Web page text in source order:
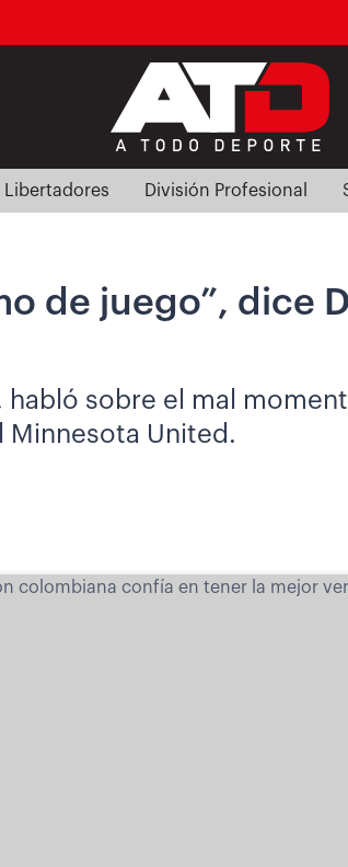
Libertadores División Profesional
de juego”, dice
sobre el mal
Minnesota United.